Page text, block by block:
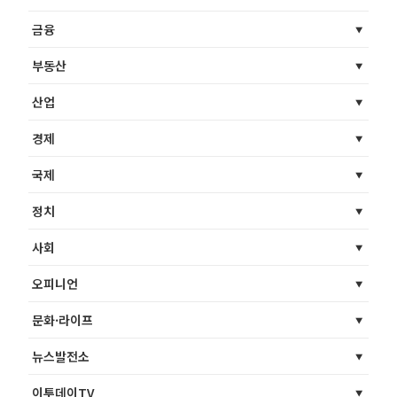
금융
부동산
산업
경제
국제
정치
사회
오피니언
문화·라이프
뉴스발전소
이투데이TV